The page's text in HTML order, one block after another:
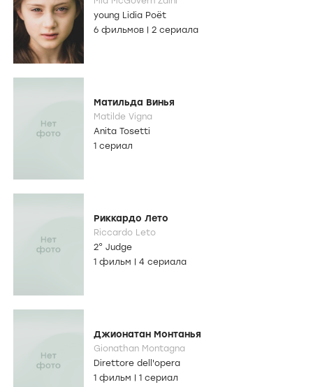
young Lidia Poët
6 фильмов
2 сериала
Матильда Винья
Matilde Vigna
Anita Tosetti
1 сериал
Риккардо Лето
Riccardo Leto
2° Judge
1 фильм
4 сериала
Джионатан Монтанья
Gionathan Montagna
Direttore dell'opera
1 фильм
1 сериал